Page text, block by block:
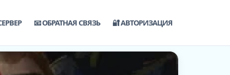
📧 ОБРАТНАЯ СВЯЗЬ 🔐 АВТОРИЗАЦИЯ